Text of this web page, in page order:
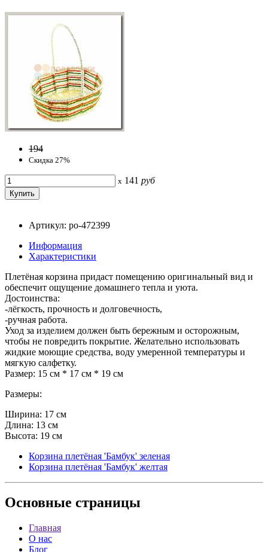
194
Скидка 27%
x 141 руб
Артикул: po-472399
Информация
Характеристики
Плетёная корзина придаст помещению оригинальный вид и
обеспечит ощущение домашнего тепла и уюта.
Достоинства:
-лёгкость, прочность и долговечность,
-ручная работа.
Уход за изделием должен быть бережным и осторожным,
чтобы не повредить покрытие. Желательно использовать
жидкие моющие средства, воду умеренной температуры и
мягкую салфетку.
Размер: 15 см * 17 см * 19 см
Размеры:
Ширина: 17 см
Длина: 13 см
Высота: 19 см
Корзина плетёная 'Бамбук' зеленая
Корзина плетёная 'Бамбук' желтая
Основные страницы
Главная
О нас
Блог